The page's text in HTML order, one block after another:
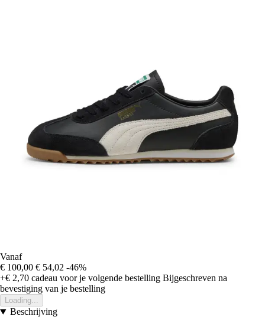
Vanaf
€ 100,00 € 54,02 -46%
+€ 2,70 cadeau voor je volgende bestelling Bijgeschreven na
bevestiging van je bestelling
Loading...
Beschrijving